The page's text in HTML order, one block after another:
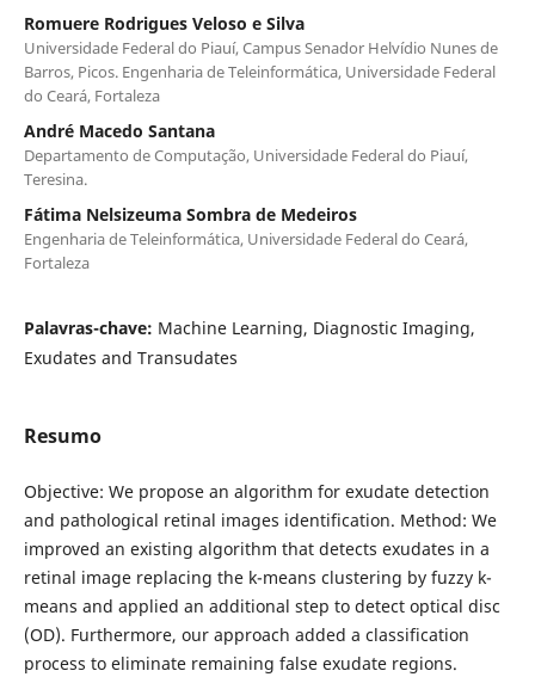
Romuere Rodrigues Veloso e Silva
Universidade Federal do Piauí, Campus Senador Helvídio Nunes de
Barros, Picos. Engenharia de Teleinformática, Universidade Federal
do Ceará, Fortaleza
André Macedo Santana
Departamento de Computação, Universidade Federal do Piauí,
Teresina.
Fátima Nelsizeuma Sombra de Medeiros
Engenharia de Teleinformática, Universidade Federal do Ceará,
Fortaleza
Palavras-chave: Machine Learning, Diagnostic Imaging,
Exudates and Transudates
Resumo
Objective: We propose an algorithm for exudate detection
and pathological retinal images identification. Method: We
improved an existing algorithm that detects exudates in a
retinal image replacing the k-means clustering by fuzzy k-
means and applied an additional step to detect optical disc
(OD). Furthermore, our approach added a classification
process to eliminate remaining false exudate regions.